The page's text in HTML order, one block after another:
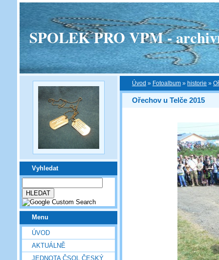
SPOLEK PRO VPM -
Vyhledat
Menu
ÚVOD
AKTUÁLNĚ
JEDNOTA ČSOL ČESKÝ
Úvod » Fotoalbum » historie »
Ořechov u Telče 2015